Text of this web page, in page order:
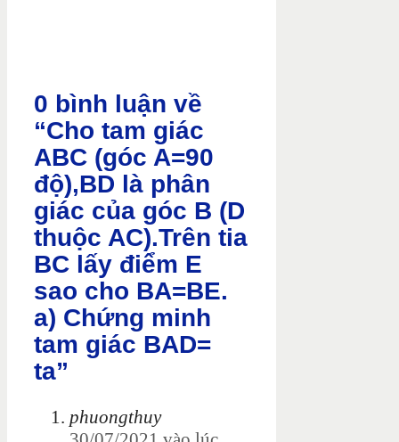
0 bình luận về
“Cho tam giác
ABC (góc A=90
độ),BD là phân
giác của góc B (D
thuộc AC).Trên tia
BC lấy điểm E
sao cho BA=BE.
a) Chứng minh
tam giác BAD=
ta”
phuongthuy